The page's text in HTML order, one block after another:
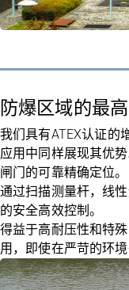
防爆区域的最
我们具有ATEX认证的
应用中同样展现其优
闸门的可靠精确定位。
通过扫描测量杆，线
的安全高效控制。
得益于高耐压性和特
用，即使在严苛的环